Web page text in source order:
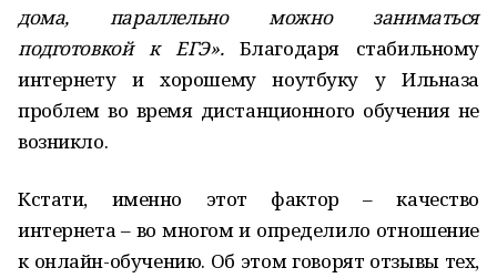
дома, параллельно можно заниматься
подготовкой к ЕГЭ».Благодаря стабильному
интернету и хорошему ноутбуку у Ильназа
проблем во время дистанционного обучения не
возникло.
Кстати, именно этот фактор – качество
интернета – во многом и определило отношение
к онлайн-обучению. Об этом говорят отзывы тех,